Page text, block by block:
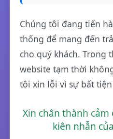
Chúng tôi đang tiến
thống để mang đến
cho quý khách. Trong
website tạm thời
tôi xin lỗi vì sự bất tiện
Xin chân thành
kiên nhẫn